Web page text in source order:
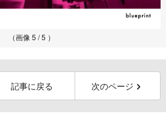
（画像 5 / 5 ）
記事に戻る 次のページ